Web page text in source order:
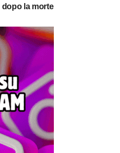
dopo la morte